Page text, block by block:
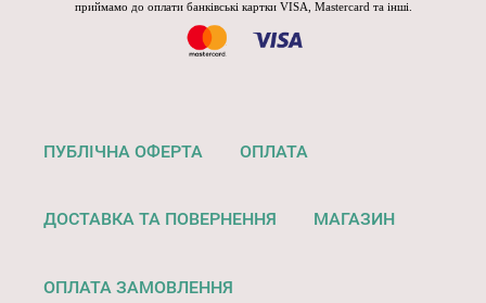
приймамо до оплати банківські картки VISA, Mastercard та інші.
ПУБЛІЧНА ОФЕРТА ОПЛАТА
ДОСТАВКА ТА ПОВЕРНЕННЯ МАГАЗИН
ОПЛАТА ЗАМОВЛЕННЯ